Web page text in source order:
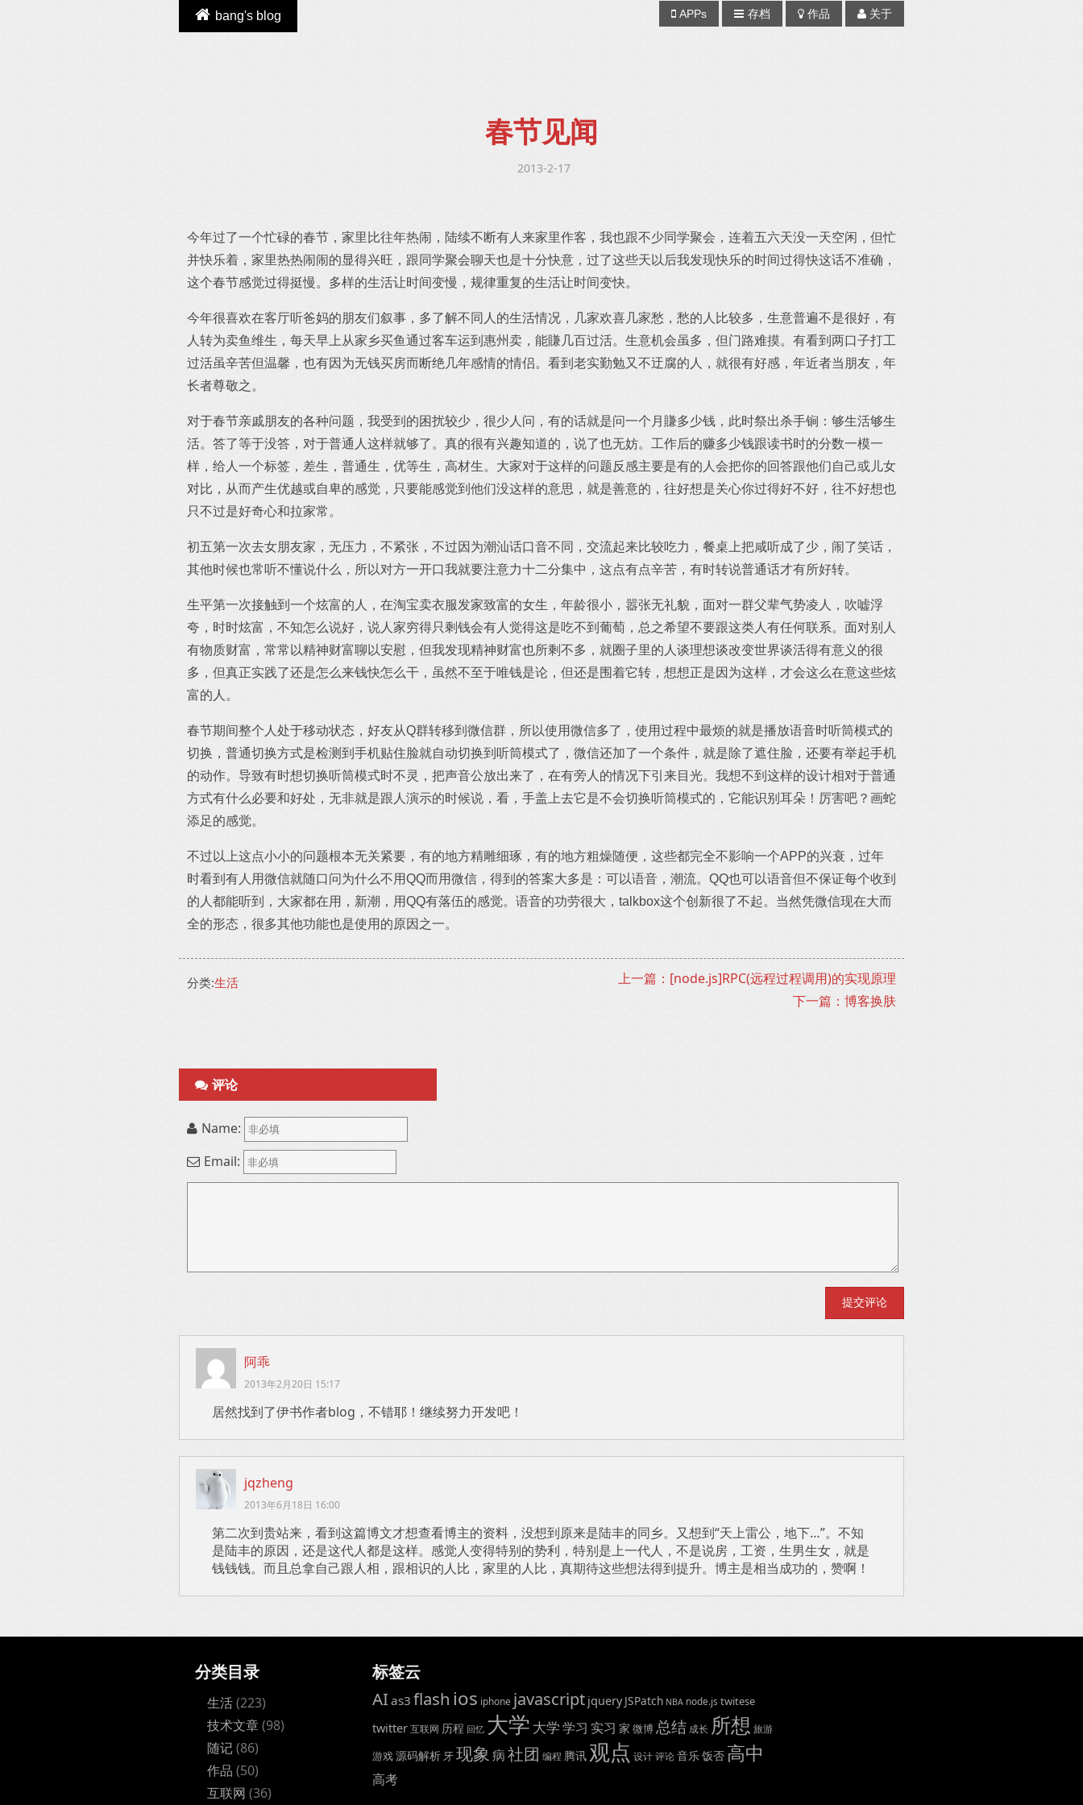
bang's blog APPs 存档 作品 关于
春节见闻
2013-2-17
今年过了一个忙碌的春节，家里比往年热闹，陆续不断有人来家里作客，我也跟不少同学聚会，连着五六天没一天空闲，但忙
并快乐着，家里热热闹闹的显得兴旺，跟同学聚会聊天也是十分快意，过了这些天以后我发现快乐的时间过得快这话不准确，
这个春节感觉过得挺慢。多样的生活让时间变慢，规律重复的生活让时间变快。
今年很喜欢在客厅听爸妈的朋友们叙事，多了解不同人的生活情况，几家欢喜几家愁，愁的人比较多，生意普遍不是很好，有
人转为卖鱼维生，每天早上从家乡买鱼通过客车运到惠州卖，能賺几百过活。生意机会虽多，但门路难摸。有看到两口子打工
过活虽辛苦但温馨，也有因为无钱买房而断绝几年感情的情侣。看到老实勤勉又不迂腐的人，就很有好感，年近者当朋友，年
长者尊敬之。
对于春节亲戚朋友的各种问题，我受到的困扰较少，很少人问，有的话就是问一个月賺多少钱，此时祭出杀手锏：够生活够生
活。答了等于没答，对于普通人这样就够了。真的很有兴趣知道的，说了也无妨。工作后的赚多少钱跟读书时的分数一模一
样，给人一个标签，差生，普通生，优等生，高材生。大家对于这样的问题反感主要是有的人会把你的回答跟他们自己或儿女
对比，从而产生优越或自卑的感觉，只要能感觉到他们没这样的意思，就是善意的，往好想是关心你过得好不好，往不好想也
只不过是好奇心和拉家常。
初五第一次去女朋友家，无压力，不紧张，不过因为潮汕话口音不同，交流起来比较吃力，餐桌上把咸听成了少，闹了笑话，
其他时候也常听不懂说什么，所以对方一开口我就要注意力十二分集中，这点有点辛苦，有时转说普通话才有所好转。
生平第一次接触到一个炫富的人，在淘宝卖衣服发家致富的女生，年龄很小，嚣张无礼貌，面对一群父辈气势凌人，吹嘘浮
夸，时时炫富，不知怎么说好，说人家穷得只剩钱会有人觉得这是吃不到葡萄，总之希望不要跟这类人有任何联系。面对别人
有物质财富，常常以精神财富聊以安慰，但我发现精神财富也所剩不多，就圈子里的人谈理想谈改变世界谈活得有意义的很
多，但真正实践了还是怎么来钱快怎么干，虽然不至于唯钱是论，但还是围着它转，想想正是因为这样，才会这么在意这些炫
富的人。
春节期间整个人处于移动状态，好友从Q群转移到微信群，所以使用微信多了，使用过程中最烦的就是播放语音时听筒模式的
切换，普通切换方式是检测到手机贴住脸就自动切换到听筒模式了，微信还加了一个条件，就是除了遮住脸，还要有举起手机
的动作。导致有时想切换听筒模式时不灵，把声音公放出来了，在有旁人的情况下引来目光。我想不到这样的设计相对于普通
方式有什么必要和好处，无非就是跟人演示的时候说，看，手盖上去它是不会切换听筒模式的，它能识别耳朵！厉害吧？画蛇
添足的感觉。
不过以上这点小小的问题根本无关紧要，有的地方精雕细琢，有的地方粗燥随便，这些都完全不影响一个APP的兴衰，过年
时看到有人用微信就随口问为什么不用QQ而用微信，得到的答案大多是：可以语音，潮流。QQ也可以语音但不保证每个收到
的人都能听到，大家都在用，新潮，用QQ有落伍的感觉。语音的功劳很大，talkbox这个创新很了不起。当然凭微信现在大而
全的形态，很多其他功能也是使用的原因之一。
分类:生活
上一篇：[node.js]RPC(远程过程调用)的实现原理
下一篇：博客换肤
评论
Name:
Email:
阿乖
2013年2月20日 15:17
居然找到了伊书作者blog，不错耶！继续努力开发吧！
jqzheng
2013年6月18日 16:00
第二次到贵站来，看到这篇博文才想查看博主的资料，没想到原来是陆丰的同乡。又想到“天上雷公，地下…”。不知
是陆丰的原因，还是这代人都是这样。感觉人变得特别的势利，特别是上一代人，不是说房，工资，生男生女，就是
钱钱钱。而且总拿自己跟人相，跟相识的人比，家里的人比，真期待这些想法得到提升。博主是相当成功的，赞啊！
分类目录
生活(223)
技术文章(98)
随记(86)
作品 (50)
互联网 (36)
标签云
AIas3 flash ios iphone javascript jquery JSPatch NBA node.js twitese
twitter互联网 历程 回忆 大学 大学学习 实习 家 微博总结 成长 所想 旅游
游戏源码解析 牙现象病社团 编程 腾讯 观点 设计评论音乐饭否 高中
高考